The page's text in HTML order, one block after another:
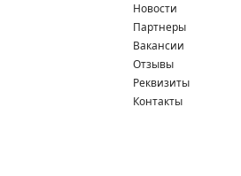
Новости
Партнеры
Вакансии
Отзывы
Реквизиты
Контакты